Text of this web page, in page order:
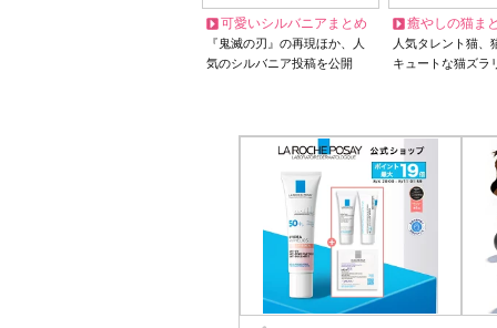
可愛いシルバニアまとめ
『鬼滅の刃』の再現ほか、人
気のシルバニア投稿を公開
癒やしの猫ま
人気タレント猫
キュートな猫ズラ